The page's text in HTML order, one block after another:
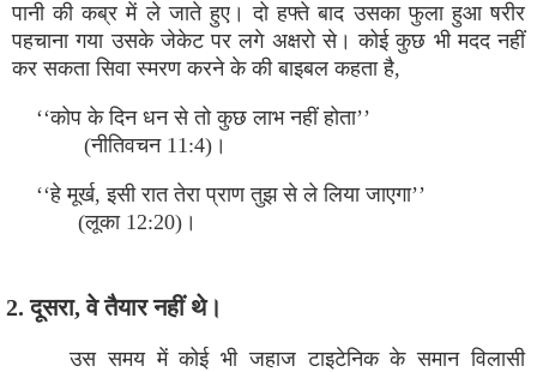
पानी की कब्र में ले जाते हुए। दो हफ्ते बाद उसका फुला हुआ षरीर
पहचाना गया उसके जेकेट पर लगे अक्षरो से। कोई कुछ भी मदद नहीं
कर सकता सिवा स्मरण करने के की बाइबल कहता है,
‘‘कोप के दिन धन से तो कुछ लाभ नहीं होता’’
(नीतिवचन 11:4)।
‘‘हे मूर्ख, इसी रात तेरा प्राण तुझ से ले लिया जाएगा’’
(लूका 12:20)।
2. दूसरा, वे तैयार नहीं थे।
उस समय में कोई भी जहाज टाइटेनिक के समान विलासी